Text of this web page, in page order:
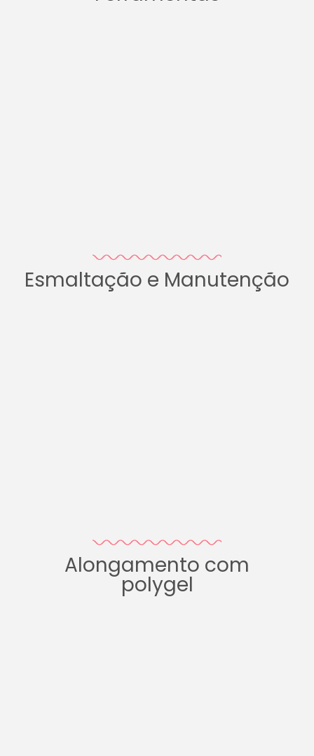
Esmaltação e Manutenção
Alongamento com
polygel